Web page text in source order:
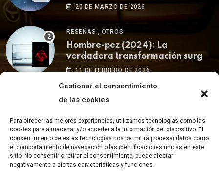
Gestionar el consentimiento
de las cookies
Para ofrecer las mejores experiencias, utilizamos tecnologías como las
cookies para almacenar y/o acceder a la información del dispositivo. El
consentimiento de estas tecnologías nos permitirá procesar datos como
el comportamiento de navegación o las identificaciones únicas en este
sitio. No consentir o retirar el consentimiento, puede afectar
negativamente a ciertas características y funciones.
ser humano
20 DE MARZO DE 2026
RESEÑAS , OTROS
Hombre-pez (2024): La
verdadera transformación surge
de uno mismo.
11 DE FEBRERO DE 2026
© 2023 Blog de literatura - La Buhardilla del Pícaro. Aviso
legal|Política de cookies y privacidad